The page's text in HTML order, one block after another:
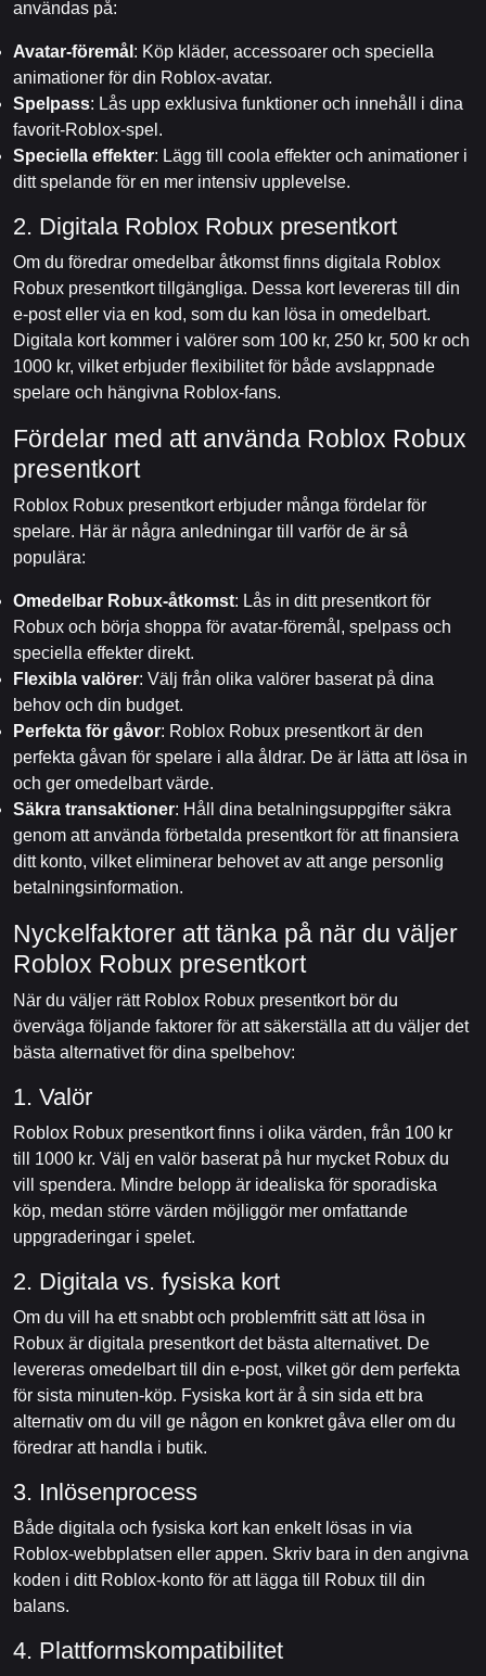
användas på:
Avatar-föremål : Köp kläder, accessoarer och speciella
animationer för din Roblox-avatar.
Spelpass: Lås upp exklusiva funktioner och innehåll i dina
favorit-Roblox-spel.
Speciella effekter: Lägg till coola effekter och animationer i
ditt spelande för en mer intensiv upplevelse.
2. Digitala Roblox Robux presentkort
Om du föredrar omedelbar åtkomst finns digitala Roblox
Robux presentkort tillgängliga. Dessa kort levereras till din
e-post eller via en kod, som du kan lösa in omedelbart.
Digitala kort kommer i valörer som 100 kr, 250 kr, 500 kr och
1000 kr, vilket erbjuder flexibilitet för både avslappnade
spelare och hängivna Roblox-fans.
Fördelar med att använda Roblox Robux
presentkort
Roblox Robux presentkort erbjuder många fördelar för
spelare. Här är några anledningar till varför de är så
populära:
Omedelbar Robux-åtkomst: Lås in ditt presentkort för
Robux och börja shoppa för avatar-föremål, spelpass och
speciella effekter direkt.
Flexibla valörer: Välj från olika valörer baserat på dina
behov och din budget.
Perfekta för gåvor: Roblox Robux presentkort är den
perfekta gåvan för spelare i alla åldrar. De är lätta att lösa in
och ger omedelbart värde.
Säkra transaktioner: Håll dina betalningsuppgifter säkra
genom att använda förbetalda presentkort för att finansiera
ditt konto, vilket eliminerar behovet av att ange personlig
betalningsinformation.
Nyckelfaktorer att tänka på när du väljer
Roblox Robux presentkort
När du väljer rätt Roblox Robux presentkort bör du
överväga följande faktorer för att säkerställa att du väljer det
bästa alternativet för dina spelbehov:
1. Valör
Roblox Robux presentkort finns i olika värden, från 100 kr
till 1000 kr. Välj en valör baserat på hur mycket Robux du
vill spendera. Mindre belopp är idealiska för sporadiska
köp, medan större värden möjliggör mer omfattande
uppgraderingar i spelet.
2. Digitala vs. fysiska kort
Om du vill ha ett snabbt och problemfritt sätt att lösa in
Robux är digitala presentkort det bästa alternativet. De
levereras omedelbart till din e-post, vilket gör dem perfekta
för sista minuten-köp. Fysiska kort är å sin sida ett bra
alternativ om du vill ge någon en konkret gåva eller om du
föredrar att handla i butik.
3. Inlösenprocess
Både digitala och fysiska kort kan enkelt lösas in via
Roblox-webbplatsen eller appen. Skriv bara in den angivna
koden i ditt Roblox-konto för att lägga till Robux till din
balans.
4. Plattformskompatibilitet